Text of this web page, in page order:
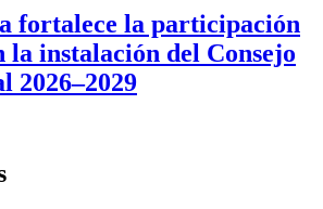
fortalece la participación
la instalación del Consejo
2026–2029